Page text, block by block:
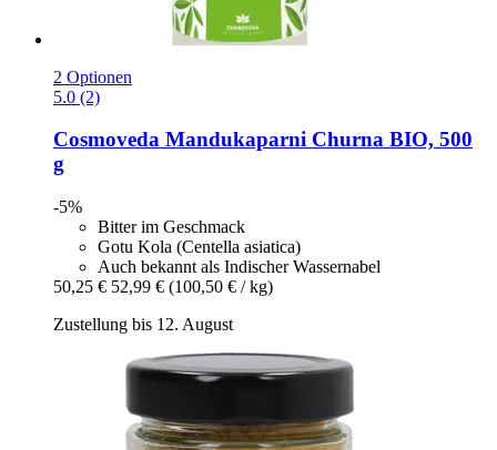
2 Optionen
5.0 (2)
Cosmoveda Mandukaparni Churna BIO, 500
g
-5%
Bitter im Geschmack
Gotu Kola (Centella asiatica)
Auch bekannt als Indischer Wassernabel
50,25 € 52,99 € (100,50 € / kg)
Zustellung bis 12. August